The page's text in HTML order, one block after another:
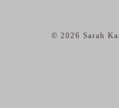
© 2026 Sarah